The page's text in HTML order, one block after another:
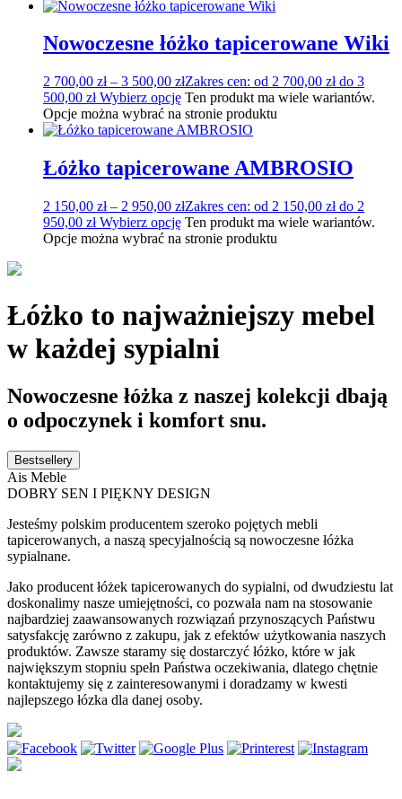
Nowoczesne łóżko tapicerowane Wiki
2 700,00 zł – 3 500,00 złZakres cen: od 2 700,00 zł do 3
500,00 zł Wybierz opcję Ten produkt ma wiele wariantów.
Opcje można wybrać na stronie produktu
Łóżko tapicerowane AMBROSIO
2 150,00 zł – 2 950,00 złZakres cen: od 2 150,00 zł do 2
950,00 zł Wybierz opcję Ten produkt ma wiele wariantów.
Opcje można wybrać na stronie produktu
Łóżko to najważniejszy mebel
w każdej sypialni
Nowoczesne łóżka z naszej kolekcji dbają
o odpoczynek i komfort snu.
Bestsellery
Ais Meble
DOBRY SEN I PIĘKNY DESIGN
Jesteśmy polskim producentem szeroko pojętych mebli
tapicerowanych, a naszą specyjalnością są nowoczesne łóżka
sypialnane.
Jako producent łóżek tapicerowanych do sypialni, od dwudziestu lat
doskonalimy nasze umiejętności, co pozwala nam na stosowanie
najbardziej zaawansowanych rozwiązań przynoszących Państwu
satysfakcję zarówno z zakupu, jak z efektów użytkowania naszych
produktów. Zawsze staramy się dostarczyć łóżko, które w jak
największym stopniu spełn Państwa oczekiwania, dlatego chętnie
kontaktujemy się z zainteresowanymi i doradzamy w kwesti
najlepszego łózka dla danej osoby.